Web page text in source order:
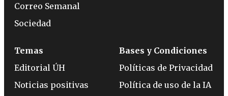
Correo Semanal
Sociedad
Temas
Editorial ÚH
Noticias positivas
Bases y Condiciones
Políticas de Privacidad
Política de uso de la IA